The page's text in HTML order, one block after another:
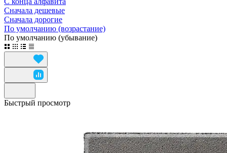
Сначала дешевые
Сначала дорогие
По умолчанию (возрастание)
По умолчанию (убывание)
Быстрый просмотр